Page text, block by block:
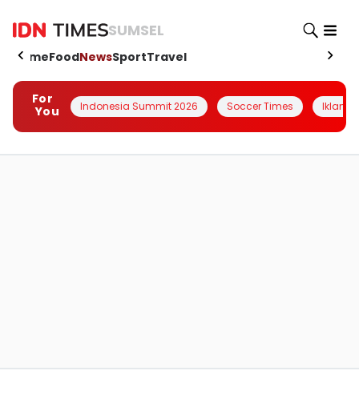
SUMSEL
HomeFoodNewsSportTravel
For
You
Indonesia Summit 2026 Soccer Times Iklanin